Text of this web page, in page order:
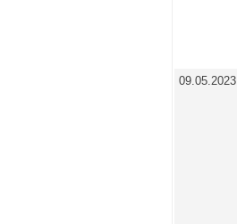
09.05.2023